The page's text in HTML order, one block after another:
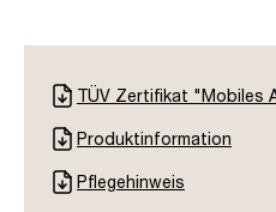
TÜV Zertifikat "Mobiles
Produktinformation
Pflegehinweis